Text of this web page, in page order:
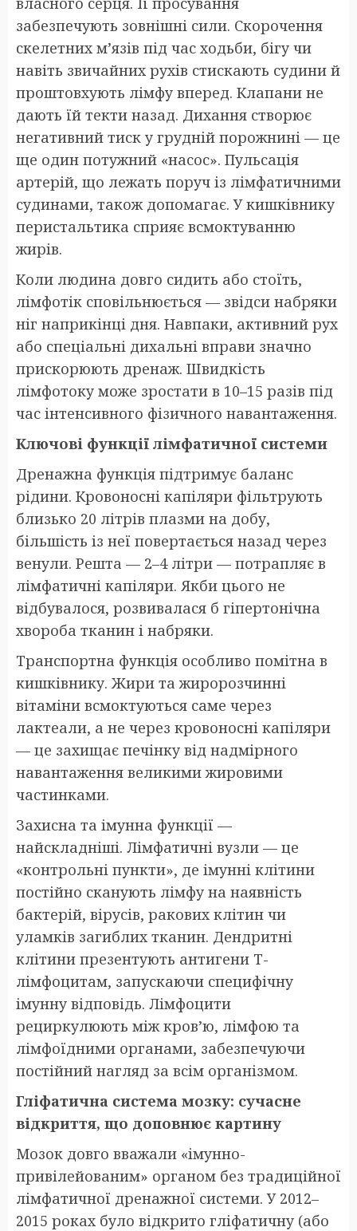
забезпечують зовнішні сили. Скорочення
скелетних м’язів під час ходьби, бігу чи
навіть звичайних рухів стискають судини й
проштовхують лімфу вперед. Клапани не
дають їй текти назад. Дихання створює
негативний тиск у грудній порожнині — це
ще один потужний «насос». Пульсація
артерій, що лежать поруч із лімфатичними
судинами, також допомагає. У кишківнику
перистальтика сприяє всмоктуванню
жирів.
Коли людина довго сидить або стоїть,
лімфотік сповільнюється — звідси набряки
ніг наприкінці дня. Навпаки, активний рух
або спеціальні дихальні вправи значно
прискорюють дренаж. Швидкість
лімфотоку може зростати в 10–15 разів під
час інтенсивного фізичного навантаження.
Ключові функції лімфатичної системи
Дренажна функція підтримує баланс
рідини. Кровоносні капіляри фільтрують
близько 20 літрів плазми на добу,
більшість із неї повертається назад через
венули. Решта — 2–4 літри — потрапляє в
лімфатичні капіляри. Якби цього не
відбувалося, розвивалася б гіпертонічна
хвороба тканин і набряки.
Транспортна функція особливо помітна в
кишківнику. Жири та жиророзчинні
вітаміни всмоктуються саме через
лактеали, а не через кровоносні капіляри
— це захищає печінку від надмірного
навантаження великими жировими
частинками.
Захисна та імунна функції —
найскладніші. Лімфатичні вузли — це
«контрольні пункти», де імунні клітини
постійно сканують лімфу на наявність
бактерій, вірусів, ракових клітин чи
уламків загиблих тканин. Дендритні
клітини презентують антигени Т-
лімфоцитам, запускаючи специфічну
імунну відповідь. Лімфоцити
рециркулюють між кров’ю, лімфою та
лімфоїдними органами, забезпечуючи
постійний нагляд за всім організмом.
Гліфатична система мозку: сучасне
відкриття, що доповнює картину
Мозок довго вважали «імунно-
привілейованим» органом без традиційної
лімфатичної дренажної системи. У 2012–
2015 роках було відкрито гліфатичну (або